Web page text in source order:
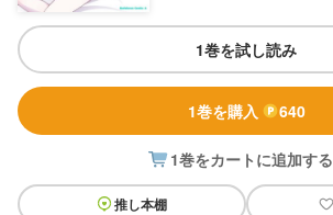
1巻を試し読み
1巻を購入 640
1巻をカートに追加する
推し本棚